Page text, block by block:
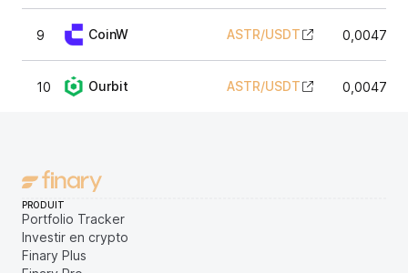
9 CoinW ASTR/USDT
10 Ourbit ASTR/USDT
PRODUIT
Portfolio Tracker
Investir en crypto
Finary Plus